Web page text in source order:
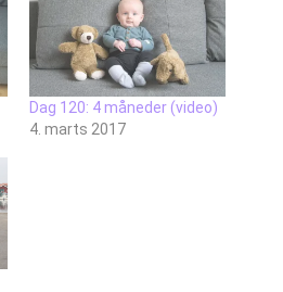
Dag 120: 4 måneder (video)
4. marts 2017